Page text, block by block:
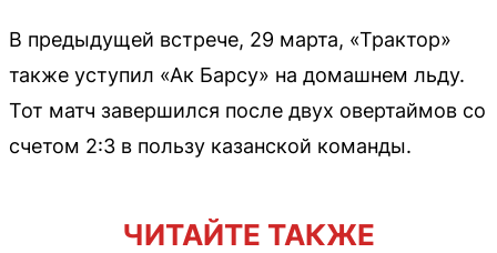
В предыдущей встрече, 29 марта, «Трактор»
также уступил «Ак Барсу» на домашнем льду.
Тот матч завершился после двух овертаймов со
счетом 2:3 в пользу казанской команды.
ЧИТАЙТЕ ТАКЖЕ